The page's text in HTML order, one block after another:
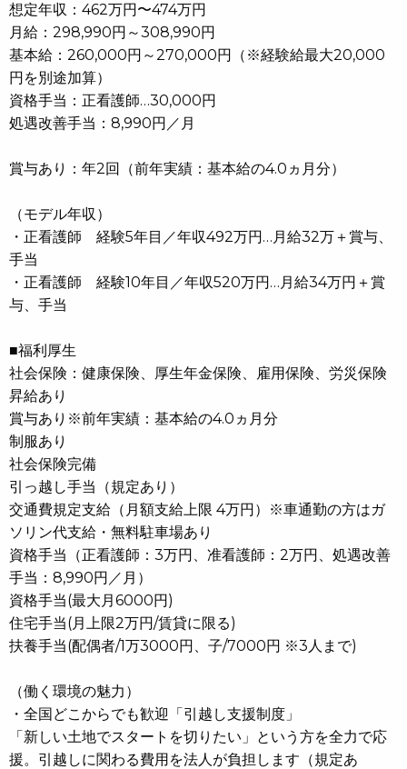
想定年収：462万円〜474万円
月給：298,990円～308,990円
基本給：260,000円～270,000円（※経験給最大20,000
円を別途加算）
資格手当：正看護師…30,000円
処遇改善手当：8,990円／月
賞与あり：年2回（前年実績：基本給の4.0ヵ月分）
（モデル年収）
・正看護師 経験5年目／年収492万円…月給32万＋賞与、
手当
・正看護師 経験10年目／年収520万円…月給34万円＋賞
与、手当
■福利厚生
社会保険：健康保険、厚生年金保険、雇用保険、労災保険
昇給あり
賞与あり※前年実績：基本給の4.0ヵ月分
制服あり
社会保険完備
引っ越し手当（規定あり）
交通費規定支給（月額支給上限 4万円）※車通勤の方はガ
ソリン代支給・無料駐車場あり
資格手当（正看護師：3万円、准看護師：2万円、処遇改善
手当：8,990円／月）
資格手当(最大月6000円)
住宅手当(月上限2万円/賃貸に限る)
扶養手当(配偶者/1万3000円、子/7000円 ※3人まで)
（働く環境の魅力）
・全国どこからでも歓迎「引越し支援制度」
「新しい土地でスタートを切りたい」という方を全力で応
援。引越しに関わる費用を法人が負担します（規定あ